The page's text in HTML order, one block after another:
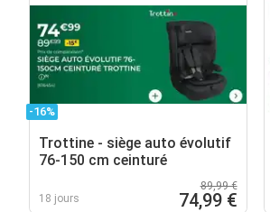
-16%
Trottine - siège auto évolutif
76-150 cm ceinturé
18 jours
89,99 €
74,99 €